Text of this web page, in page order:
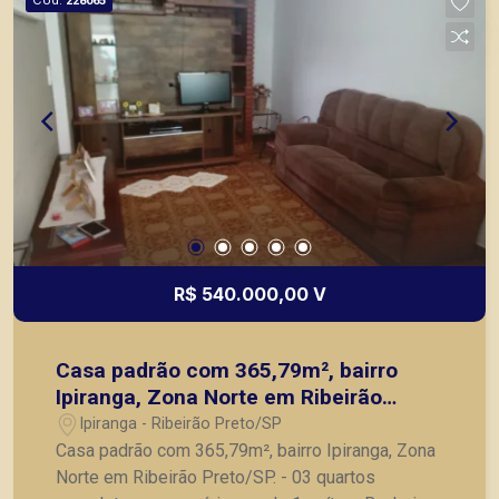
R$ 540.000,00 V
Casa padrão com 365,79m², bairro
Ipiranga, Zona Norte em Ribeirão
Preto/SP.
Ipiranga - Ribeirão Preto/SP
Casa padrão com 365,79m², bairro Ipiranga, Zona
Norte em Ribeirão Preto/SP. - 03 quartos